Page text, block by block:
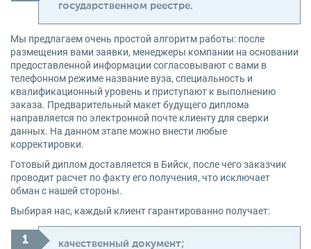
государственном реестре.
Мы предлагаем очень простой алгоритм работы: после
размещения вами заявки, менеджеры компании на основании
предоставленной информации согласовывают с вами в
телефонном режиме название вуза, специальность и
квалификационный уровень и приступают к выполнению
заказа. Предварительный макет будущего диплома
направляется по электронной почте клиенту для сверки
данных. На данном этапе можно внести любые
корректировки.
Готовый диплом доставляется в Бийск, после чего заказчик
проводит расчет по факту его получения, что исключает
обман с нашей стороны.
Выбирая нас, каждый клиент гарантированно получает:
качественный документ;